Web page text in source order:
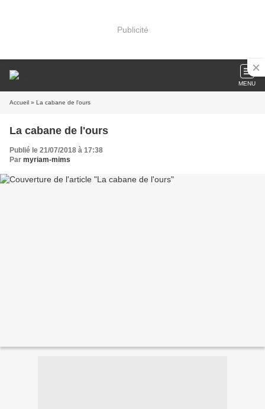
Publicité
MENU
Accueil » La cabane de l'ours
La cabane de l'ours
Publié le 21/07/2018 à 17:38
Par myriam-mims